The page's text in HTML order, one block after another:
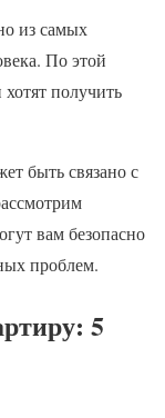
из самых
По этой
получить
быть связано с
вам безопасно
проблем.
5